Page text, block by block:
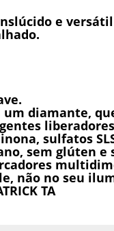
e
diamante,
sulfatos
sem glúten e
não no seu
TA